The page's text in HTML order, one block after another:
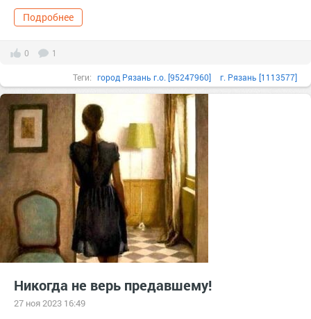
Подробнее
0 1
Теги: город Рязань г.о. [95247960] г. Рязань [1113577]
ефим квартира игорь квартира
марина квартира наглые родственники
рая квартира
Никогда не верь предавшему!
27 ноя 2023 16:49